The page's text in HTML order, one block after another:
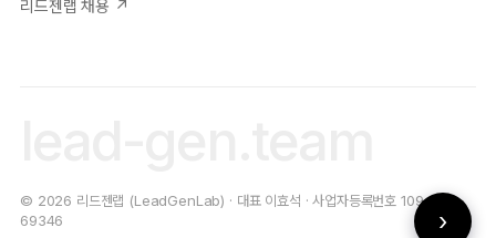
리드젠랩 채용 ↗
© 2026 리드젠랩 (LeadGenLab) · 대표 이효석 · 사업자등록번호 109-19-
69346
›